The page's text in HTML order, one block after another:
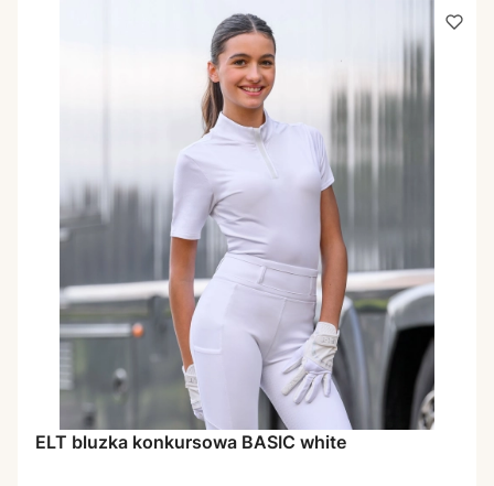
ELT bluzka konkursowa BASIC white